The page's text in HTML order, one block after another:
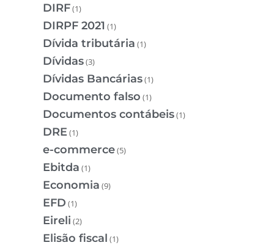
DIRF(1)
DIRPF 2021 (1)
Dívida tributária (1)
Dívidas(3)
Dívidas Bancárias(1)
Documento falso (1)
Documentos contábeis(1)
DRE(1)
e-commerce(5)
Ebitda (1)
Economia (9)
EFD (1)
Eireli (2)
Elisão fiscal (1)